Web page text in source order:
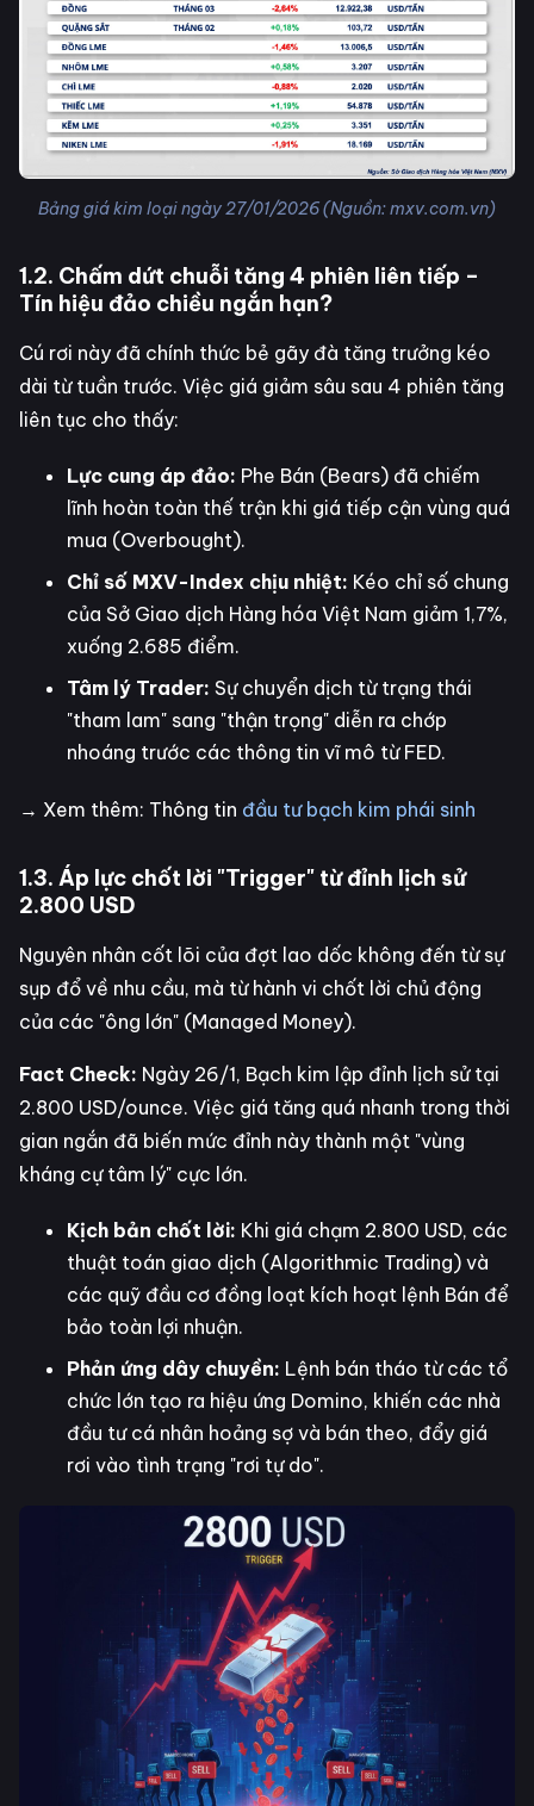
Bảng giá kim loại ngày 27/01/2026 (Nguồn: mxv.com.vn)
1.2. Chấm dứt chuỗi tăng 4 phiên liên tiếp –
Tín hiệu đảo chiều ngắn hạn?
Cú rơi này đã chính thức bẻ gãy đà tăng trưởng kéo
dài từ tuần trước. Việc giá giảm sâu sau 4 phiên tăng
liên tục cho thấy:
Lực cung áp đảo: Phe Bán (Bears) đã chiếm
lĩnh hoàn toàn thế trận khi giá tiếp cận vùng quá
mua (Overbought).
Chỉ số MXV-Index chịu nhiệt: Kéo chỉ số chung
của Sở Giao dịch Hàng hóa Việt Nam giảm 1,7%,
xuống 2.685 điểm.
Tâm lý Trader: Sự chuyển dịch từ trạng thái
"tham lam" sang "thận trọng" diễn ra chớp
nhoáng trước các thông tin vĩ mô từ FED.
→ Xem thêm: Thông tin đầu tư bạch kim phái sinh
1.3. Áp lực chốt lời "Trigger" từ đỉnh lịch sử
2.800 USD
Nguyên nhân cốt lõi của đợt lao dốc không đến từ sự
sụp đổ về nhu cầu, mà từ hành vi chốt lời chủ động
của các "ông lớn" (Managed Money).
Fact Check: Ngày 26/1, Bạch kim lập đỉnh lịch sử tại
2.800 USD/ounce. Việc giá tăng quá nhanh trong thời
gian ngắn đã biến mức đỉnh này thành một "vùng
kháng cự tâm lý" cực lớn.
Kịch bản chốt lời: Khi giá chạm 2.800 USD, các
thuật toán giao dịch (Algorithmic Trading) và
các quỹ đầu cơ đồng loạt kích hoạt lệnh Bán để
bảo toàn lợi nhuận.
Phản ứng dây chuyền: Lệnh bán tháo từ các tổ
chức lớn tạo ra hiệu ứng Domino, khiến các nhà
đầu tư cá nhân hoảng sợ và bán theo, đẩy giá
rơi vào tình trạng "rơi tự do".